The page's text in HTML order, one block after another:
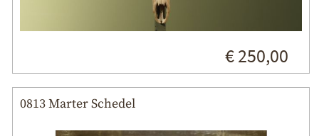
€ 250,00
0813 Marter Schedel